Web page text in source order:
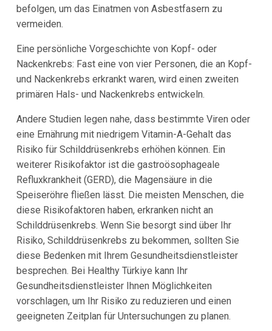
befolgen, um das Einatmen von Asbestfasern zu
vermeiden.
Eine persönliche Vorgeschichte von Kopf- oder
Nackenkrebs: Fast eine von vier Personen, die an Kopf-
und Nackenkrebs erkrankt waren, wird einen zweiten
primären Hals- und Nackenkrebs entwickeln.
Andere Studien legen nahe, dass bestimmte Viren oder
eine Ernährung mit niedrigem Vitamin-A-Gehalt das
Risiko für Schilddrüsenkrebs erhöhen können. Ein
weiterer Risikofaktor ist die gastroösophageale
Refluxkrankheit (GERD), die Magensäure in die
Speiseröhre fließen lässt. Die meisten Menschen, die
diese Risikofaktoren haben, erkranken nicht an
Schilddrüsenkrebs. Wenn Sie besorgt sind über Ihr
Risiko, Schilddrüsenkrebs zu bekommen, sollten Sie
diese Bedenken mit Ihrem Gesundheitsdienstleister
besprechen. Bei Healthy Türkiye kann Ihr
Gesundheitsdienstleister Ihnen Möglichkeiten
vorschlagen, um Ihr Risiko zu reduzieren und einen
geeigneten Zeitplan für Untersuchungen zu planen.